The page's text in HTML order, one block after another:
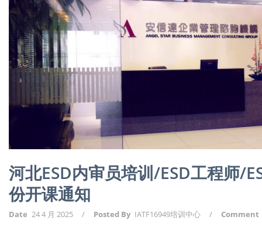
河北ESD内审员培训/ESD工程师/
份开课通知
Date 24 4 月 2025 / Posted By IATF16949培训中心 / Comment